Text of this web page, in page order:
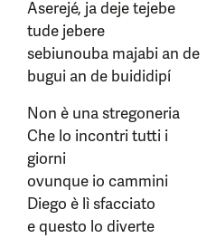
Aserejé, ja deje tejebe
tude jebere
sebiunouba majabi an de
bugui an de buididipí
Non è una stregoneria
Che lo incontri tutti i
giorni
ovunque io cammini
Diego è lì sfacciato
e questo lo diverte